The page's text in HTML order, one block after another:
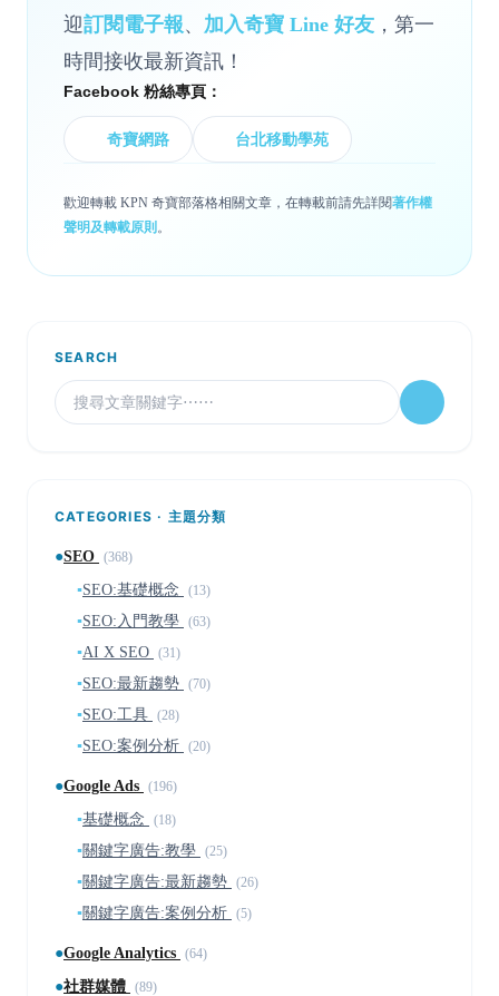
迎訂閱電子報、 加入奇寶 Line 好友 ，第一
時間接收最新資訊！
Facebook 粉絲專頁：
奇寶網路 台北移動學苑
歡迎轉載 KPN 奇寶部落格相關文章，在轉載前請先詳閱著作權
聲明及轉載原則 。
SEARCH
CATEGORIES · 主題分類
●SEO (368)
▪SEO:基礎概念 (13)
▪SEO:入門教學 (63)
▪AI X SEO (31)
▪SEO:最新趨勢 (70)
▪SEO:工具 (28)
▪SEO:案例分析 (20)
●Google Ads (196)
▪基礎概念 (18)
▪關鍵字廣告:教學 (25)
▪關鍵字廣告:最新趨勢 (26)
▪關鍵字廣告:案例分析 (5)
●Google Analytics (64)
●社群媒體 (89)